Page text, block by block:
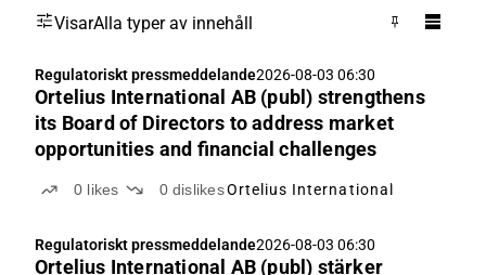
VisarAlla typer av innehåll
Regulatoriskt pressmeddelande2026-08-03 06:30
Ortelius International AB (publ) strengthens
its Board of Directors to address market
opportunities and financial challenges
0 likes 0 dislikesOrtelius International
Regulatoriskt pressmeddelande2026-08-03 06:30
Ortelius International AB (publ) stärker